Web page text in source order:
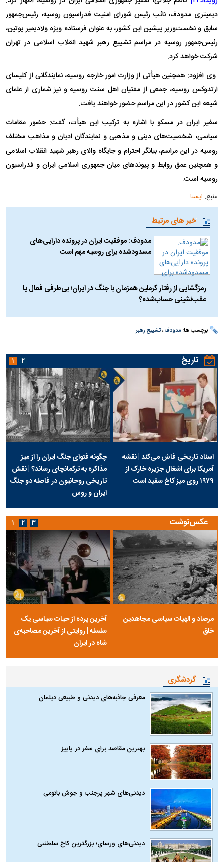
دیمیتری مدودف، نائب رئیس شورای امنیت فدراسیون روسیه، رئیس‌جمهور
سابق و نخست‌وزیر پیشین این کشور، به عنوان فرستاده ویژه ولادیمیر پوتین،
رئیس‌جمهور روسیه در مراسم تشییع رهبر شهید انقلاب اسلامی در تهران
شرکت خواهد کرد.
وی افزود: همچنین هیأتی از وزارت امور خارجه روسیه، نمایندگانی از کلیسای
ارتدوکس روسیه، جمعی از مفتیان اهل سنت روسیه و نیز شماری از علمای
شیعه این کشور در این مراسم حضور خواهند یافت.
سفیر ایران در مسکو با اشاره به ترکیب این هیأت، گفت: حضور مقامات
سیاسی، شخصیت‌های دینی و مذهبی و نمایندگان ادیان و مذاهب مختلف
روسیه در این مراسم، بیانگر احترام و جایگاه والای رهبر شهید انقلاب اسلامی
و همچنین عمق روابط و پیوندهای میان جمهوری اسلامی ایران و فدراسیون
روسیه است.
منبع: ایسنا
خبر های مرتبط
مدودف: موفقیت ایران در پرونده دارایی‌های
مسدودشده برای روسیه مهم است
رمزگشایی از رفتار کرملین همزمان با جنگ در ایران؛ بی‌طرفی فعال یا
عقب‌نشینی حساب‌شده؟
برچسب ها:مدودف،تشییع رهبر
تاریخ
اسناد تاریخی فاش می‌کند | نقشه
آمریکا برای اشغال جزیره خارک از
۱۹۷۹ روی میز کاخ سفید است
چگونه فتوای جنگ ایران را از میز
مذاکره به ترکمانچای رساند؟ | نقش
تاریخی روحانیون در فاصله دو جنگ
ایران و روس
۱ ۲
عکس‌نوشت
مرصاد و الهیات سیاسی مجاهدین
خلق
آخرین پرده از حیات سیاسی یک
سلسله | روایتی از آخرین مصاحبه‌ی
شاه در ایران
۱ ۲ ۳
گردشگری
معرفی جاذبه‌های دیدنی و طبیعی دیلمان
بهترین مقاصد برای سفر در پاییز
دیدنی‌های شهر پرجنب و جوش باتومی
دیدنی‌های ورسای؛ بزرگترین کاخ سلطنتی